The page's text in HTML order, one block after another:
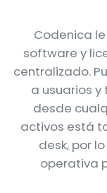
Codenica
software y
centralizado.
a usuarios
desde
activos está
desk, por
operativa